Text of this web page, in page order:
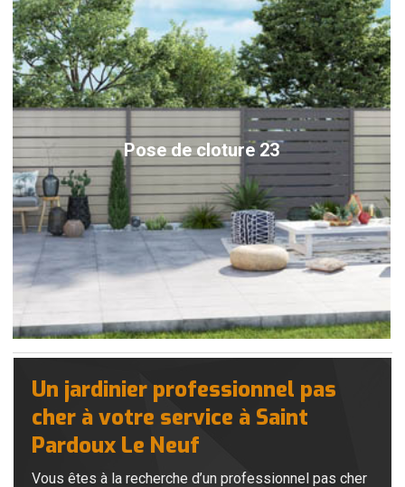
Pose de cloture 23
Un jardinier professionnel pas
cher à votre service à Saint
Pardoux Le Neuf
Vous êtes à la recherche d’un professionnel pas cher